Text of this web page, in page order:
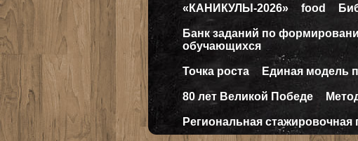
«КАНИКУЛЫ-2026» food
Банк заданий по
обучающихся
Точка роста Единая модель
80 лет Великой Победе
Региональная стажировочная